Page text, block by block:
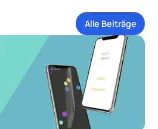
Alle Beiträge